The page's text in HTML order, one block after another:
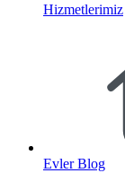
Hizmetlerimiz
Evler Blog